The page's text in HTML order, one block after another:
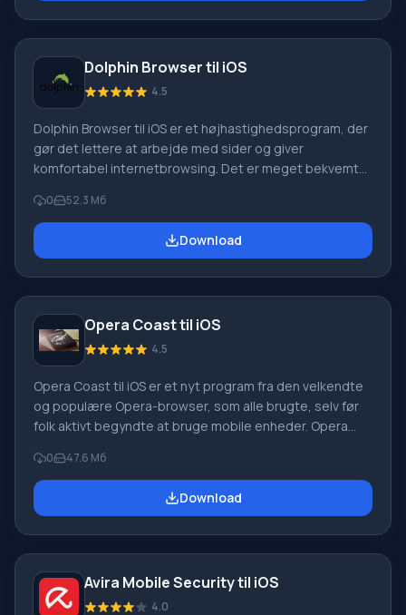
Dolphin Browser til iOS
4.5
Dolphin Browser til iOS er et højhastighedsprogram, der
gør det lettere at arbejde med sider og giver
komfortabel internetbrowsing. Det er meget bekvemt
programmets indstillinger. Hvis du ikke kan lide gestus-
navigation i browseren, kan du deaktivere den. Positive
egenskaber ved browseren Download af Dolphin
mellem
0 52.3 Мб
Download
Opera Coast til iOS
4.5
Opera Coast til iOS er et nyt program fra den velkendte
og populære Opera-browser, som alle brugte, selv før
folk aktivt begyndte at bruge mobile enheder. Opera
standardbrowser, men denne version er et opdateret,
forbedret og kvalitetsprogram til internetsøgning, som
ikke vil efterlade nogen ligeglade. Du bør downloade
0 47.6 Мб
Download
Avira Mobile Security til iOS
4.0